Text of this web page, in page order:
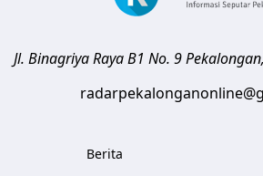
Jl. Binagriya Raya B1 No. 9Pekalongan,
Berita